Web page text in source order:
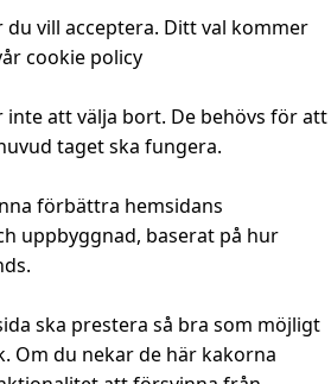
du vill acceptera. Ditt val kommer
cookie policy
inte att välja bort. De behövs för att
taget ska fungera.
förbättra hemsidans
uppbyggnad, baserat på hur
ska prestera så bra som möjligt
Om du nekar de här kakorna